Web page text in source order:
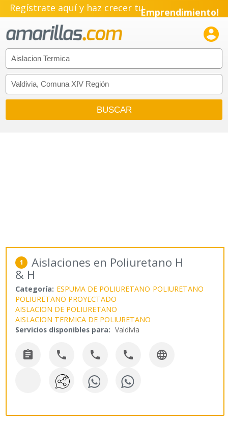
Regístrate aquí y haz crecer tuEmprendimiento!

1 Aislaciones en Poliuretano H
& H
Categoría: ESPUMA DE POLIURETANO POLIURETANO
POLIURETANO PROYECTADO
AISLACION DE POLIURETANO
AISLACION TERMICA DE POLIURETANO
Servicios disponibles para: Valdivia
    